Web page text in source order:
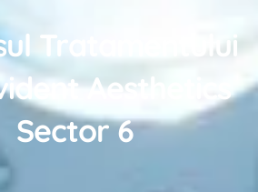
Tratamentului
Aesthetics
Sector 6